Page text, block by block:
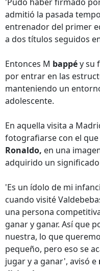
admitió la pasada
entrenador del primer
a dos títulos seguidos
Entonces M bappéy su
por entrar en las
manteniendo un
adolescente.
En aquella visita a
fotografiarse con el
Ronaldo, en una
adquirido un significado
'Es un ídolo de mi
cuando visité
una persona
ganar y ganar. Así que
nuestra, lo que
pequeño, pero eso se
jugar y a ganar', avisó e